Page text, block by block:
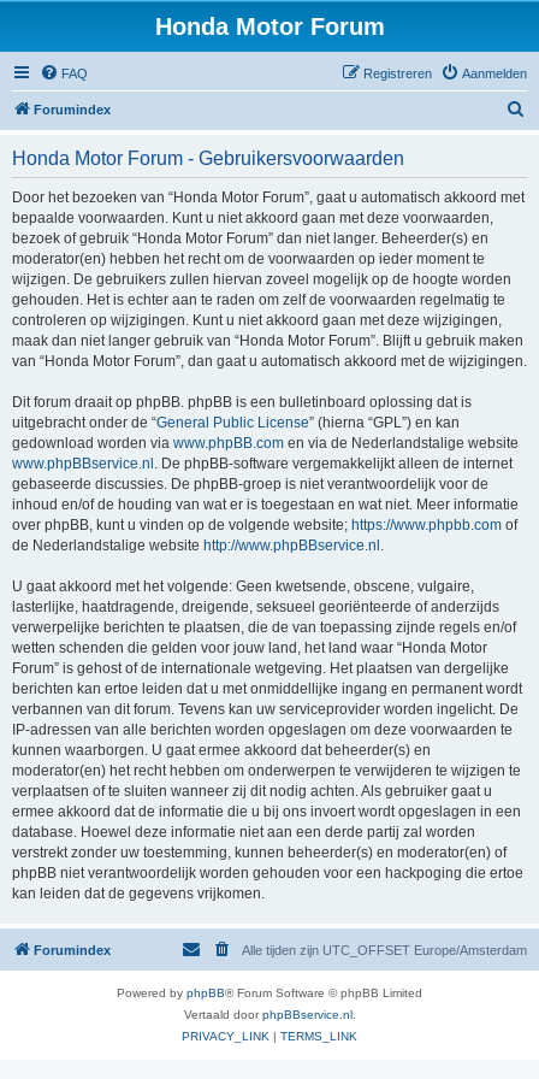
Honda Motor Forum
FAQ Aanmelden
Registreren
Forumindex
Honda Motor Forum - Gebruikersvoorwaarden
Door het bezoeken van “Honda Motor Forum”, gaat u automatisch akkoord met
bepaalde voorwaarden. Kunt u niet akkoord gaan met deze voorwaarden,
bezoek of gebruik “Honda Motor Forum” dan niet langer. Beheerder(s) en
moderator(en) hebben het recht om de voorwaarden op ieder moment te
wijzigen. De gebruikers zullen hiervan zoveel mogelijk op de hoogte worden
gehouden. Het is echter aan te raden om zelf de voorwaarden regelmatig te
controleren op wijzigingen. Kunt u niet akkoord gaan met deze wijzigingen,
maak dan niet langer gebruik van “Honda Motor Forum”. Blijft u gebruik maken
van “Honda Motor Forum”, dan gaat u automatisch akkoord met de wijzigingen.
Dit forum draait op phpBB. phpBB is een bulletinboard oplossing dat is
uitgebracht onder de “General Public License” (hierna “GPL”) en kan
gedownload worden via www.phpBB.com en via de Nederlandstalige website
www.phpBBservice.nl . De phpBB-software vergemakkelijkt alleen de internet
gebaseerde discussies. De phpBB-groep is niet verantwoordelijk voor de
inhoud en/of de houding van wat er is toegestaan en wat niet. Meer informatie
over phpBB, kunt u vinden op de volgende website; https://www.phpbb.com of
de Nederlandstalige website http://www.phpBBservice.nl .
U gaat akkoord met het volgende: Geen kwetsende, obscene, vulgaire,
lasterlijke, haatdragende, dreigende, seksueel georiënteerde of anderzijds
verwerpelijke berichten te plaatsen, die de van toepassing zijnde regels en/of
wetten schenden die gelden voor jouw land, het land waar “Honda Motor
Forum” is gehost of de internationale wetgeving. Het plaatsen van dergelijke
berichten kan ertoe leiden dat u met onmiddellijke ingang en permanent wordt
verbannen van dit forum. Tevens kan uw serviceprovider worden ingelicht. De
IP-adressen van alle berichten worden opgeslagen om deze voorwaarden te
kunnen waarborgen. U gaat ermee akkoord dat beheerder(s) en
moderator(en) het recht hebben om onderwerpen te verwijderen te wijzigen te
verplaatsen of te sluiten wanneer zij dit nodig achten. Als gebruiker gaat u
ermee akkoord dat de informatie die u bij ons invoert wordt opgeslagen in een
database. Hoewel deze informatie niet aan een derde partij zal worden
verstrekt zonder uw toestemming, kunnen beheerder(s) en moderator(en) of
phpBB niet verantwoordelijk worden gehouden voor een hackpoging die ertoe
kan leiden dat de gegevens vrijkomen.
Forumindex Alle tijden zijn UTC_OFFSET Europe/Amsterdam
Powered by phpBB® Forum Software © phpBB Limited
Vertaald doorphpBBservice.nl.
PRIVACY_LINK | TERMS_LINK